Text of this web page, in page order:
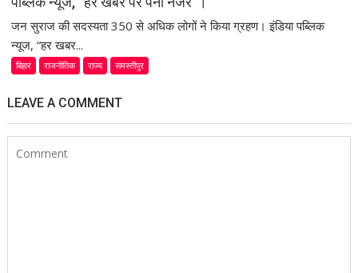
जन सुराज की सदस्यता 350 से अधिक लोगों ने किया ग्रहण। इंडिया पब्लिक
न्यूज, “हर खबर...
बिहार राजनीतिक राज्य समस्तीपुर
LEAVE A COMMENT